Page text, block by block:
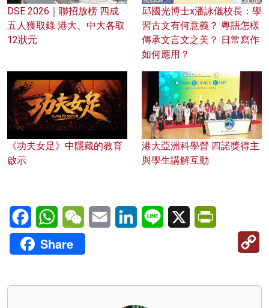
DSE 2026｜聯招放榜 四成
五人獲取錄 港大、中大各取
12狀元
邱國光博士x潘詠儀校長：學
習古文有何意義？ 粵語怎樣
傳承文言文之美？ 日常寫作
如何應用？
《功夫女足》中隱藏的教育
啟示
港大亞洲科學營 四諾獎得主
與學生講解互動
FacebookWhatsAppWeChatEmail LinkedInLine X
Share